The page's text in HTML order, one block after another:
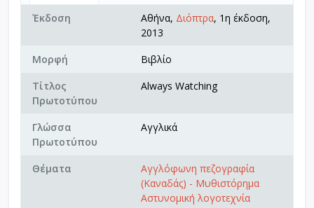
Έκδοση Αθήνα, Διόπτρα, 1η έκδοση,
2013
Μορφή
Βιβλίο
Τίτλος
Πρωτοτύπου
Always Watching
Γλώσσα
Πρωτοτύπου
Αγγλικά
Θέματα
Αγγλόφωνη πεζογραφία
(Καναδάς) - Μυθιστόρημα
Αστυνομική λογοτεχνία